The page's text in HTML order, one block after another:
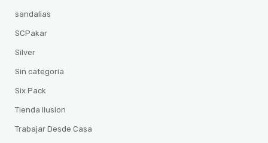
sandalias
SCPakar
Silver
Sin categoría
Six Pack
Tienda Ilusion
Trabajar Desde Casa